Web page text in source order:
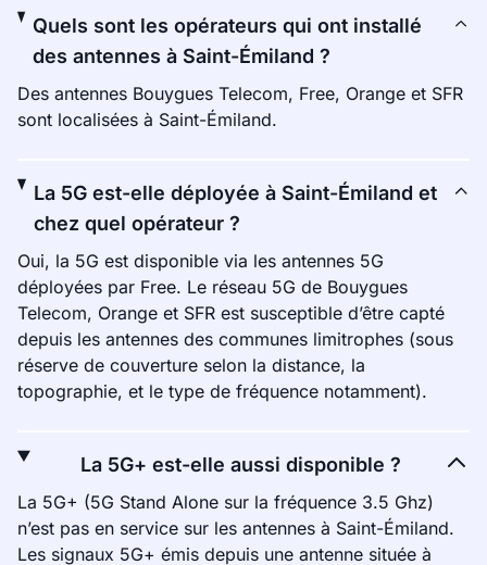
Quels sont les opérateurs qui ont installé
des antennes à Saint-Émiland ?
Des antennes Bouygues Telecom, Free, Orange et SFR
sont localisées à Saint-Émiland.
La 5G est-elle déployée à Saint-Émiland et
chez quel opérateur ?
Oui, la 5G est disponible via les antennes 5G
déployées par Free. Le réseau 5G de Bouygues
Telecom, Orange et SFR est susceptible d’être capté
depuis les antennes des communes limitrophes (sous
réserve de couverture selon la distance, la
topographie, et le type de fréquence notamment).
La 5G+ est-elle aussi disponible ?
La 5G+ (5G Stand Alone sur la fréquence 3.5 Ghz)
n’est pas en service sur les antennes à Saint-Émiland.
Les signaux 5G+ émis depuis une antenne située à